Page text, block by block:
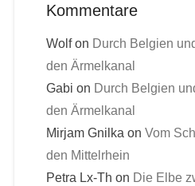
Kommentare
Wolfon Durch Belgien
den Ärmelkanal
Gabi on Durch Belgien
den Ärmelkanal
Mirjam Gnilka on Vom
den Mittelrhein
Petra Lx-Th on Die Elbe